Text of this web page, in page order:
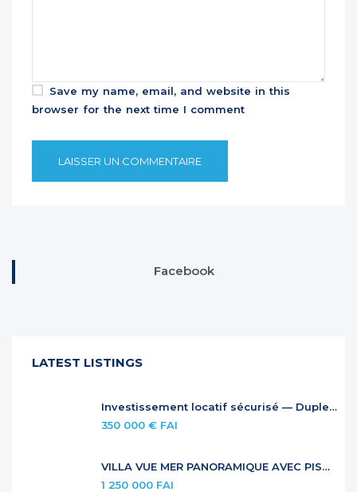
Save my name, email, and website in this
browser for the next time I comment
Facebook
LATEST LISTINGS
Investissement locatif sécurisé — Duplex à Anse Marcel
350 000 € FAI
VILLA VUE MER PANORAMIQUE AVEC PISCINE À DÉBORDEMENT
1 250 000 FAI